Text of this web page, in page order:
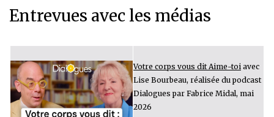
Entrevues avec les médias
Votre corps vous dit Aime-toi avec
Lise Bourbeau, réalisée du podcast
Dialogues par Fabrice Midal, mai
2026